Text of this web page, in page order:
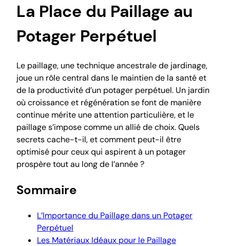
La Place du Paillage au
Potager Perpétuel
Le paillage, une technique ancestrale de jardinage,
joue un rôle central dans le maintien de la santé et
de la productivité d’un potager perpétuel. Un jardin
où croissance et régénération se font de manière
continue mérite une attention particulière, et le
paillage s’impose comme un allié de choix. Quels
secrets cache-t-il, et comment peut-il être
optimisé pour ceux qui aspirent à un potager
prospère tout au long de l’année ?
Sommaire
L’Importance du Paillage dans un Potager
Perpétuel
Les Matériaux Idéaux pour le Paillage